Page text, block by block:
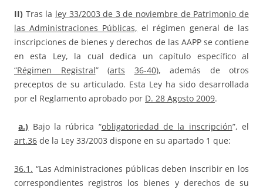
II) Tras la ley 33/2003 de 3 de noviembre de Patrimonio de
las Administraciones Públicas, el régimen general de las
inscripciones de bienes y derechos de las AAPP se contiene
en esta Ley, la cual dedica un capítulo específico al
“Régimen Registral” (arts 36-40), además de otros
preceptos de su articulado. Esta Ley ha sido desarrollada
por el Reglamento aprobado por D. 28 Agosto 2009.
a.) Bajo la rúbrica “obligatoriedad de la inscripción”, el
art.36 de la Ley 33/2003 dispone en su apartado 1 que:
36.1. “Las Administraciones públicas deben inscribir en los
correspondientes registros los bienes y derechos de su